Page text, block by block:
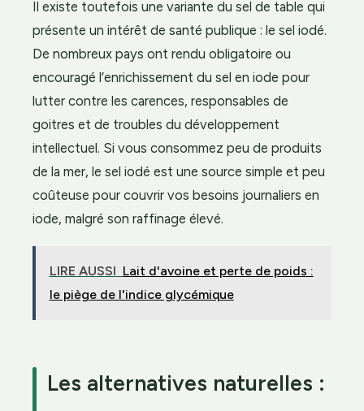
Il existe toutefois une variante du sel de table qui
présente un intérêt de santé publique : le sel iodé.
De nombreux pays ont rendu obligatoire ou
encouragé l’enrichissement du sel en iode pour
lutter contre les carences, responsables de
goitres et de troubles du développement
intellectuel. Si vous consommez peu de produits
de la mer, le sel iodé est une source simple et peu
coûteuse pour couvrir vos besoins journaliers en
iode, malgré son raffinage élevé.
LIRE AUSSI Lait d'avoine et perte de poids :
le piège de l'indice glycémique
Les alternatives naturelles :